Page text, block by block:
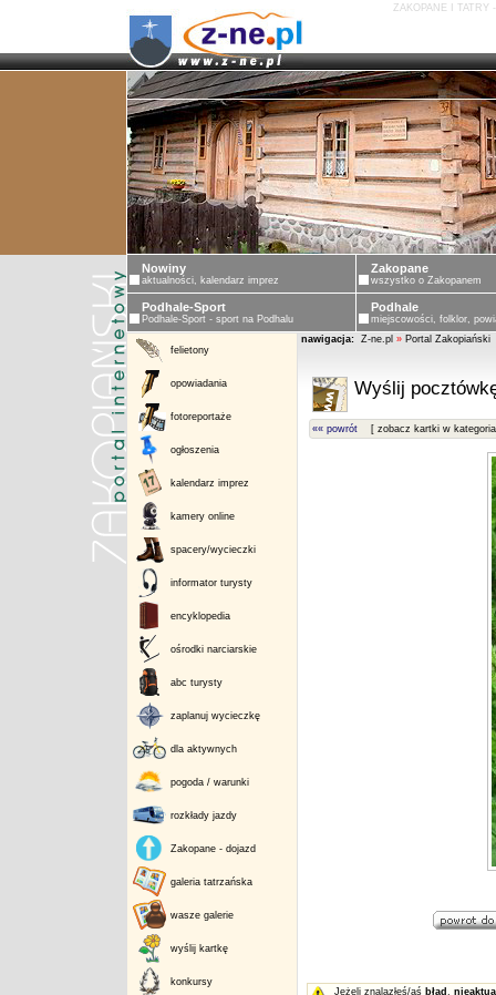
ZAKOPANE I TATRY
Nowiny
aktualności, kalendarz imprez
Zakopane
wszystko o Zakopanem
Podhale-Sport
Podhale-Sport - sport na Podhalu
Podhale
miejscowości, folklor,
felietony
opowiadania
fotoreportaże
ogłoszenia
kalendarz imprez
kamery online
spacery/wycieczki
informator turysty
encyklopedia
ośrodki narciarskie
abc turysty
zaplanuj wycieczkę
dla aktywnych
pogoda / warunki
rozkłady jazdy
Zakopane - dojazd
galeria tatrzańska
wasze galerie
wyślij kartkę
konkursy
nawigacja: Z-ne.pl » Portal Zakopiański
Wyślij
«« powrót [ zobacz kartki w
Jeżeli znalazłeś/aś błąd ,